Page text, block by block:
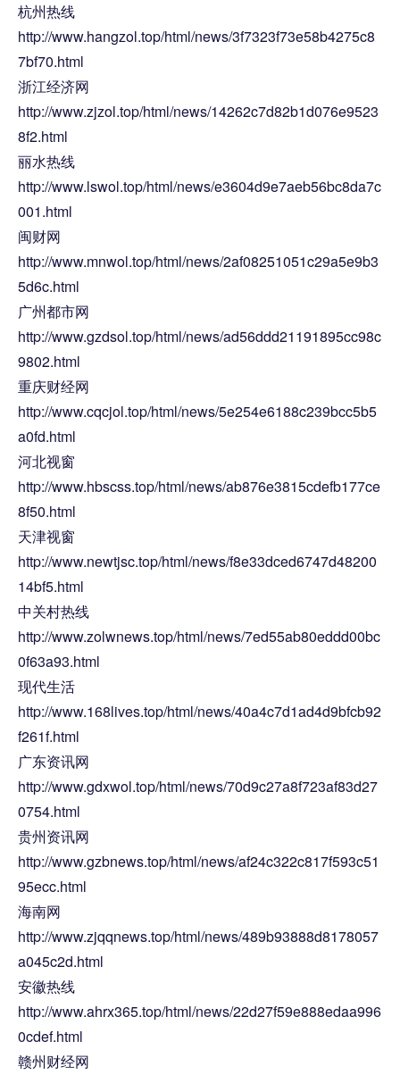
杭州热线
http://www.hangzol.top/html/news/3f7323f73e58b4275c8
7bf70.html
浙江经济网
http://www.zjzol.top/html/news/14262c7d82b1d076e9523
8f2.html
丽水热线
http://www.lswol.top/html/news/e3604d9e7aeb56bc8da7c
001.html
闽财网
http://www.mnwol.top/html/news/2af08251051c29a5e9b3
5d6c.html
广州都市网
http://www.gzdsol.top/html/news/ad56ddd21191895cc98c
9802.html
重庆财经网
http://www.cqcjol.top/html/news/5e254e6188c239bcc5b5
a0fd.html
河北视窗
http://www.hbscss.top/html/news/ab876e3815cdefb177ce
8f50.html
天津视窗
http://www.newtjsc.top/html/news/f8e33dced6747d48200
14bf5.html
中关村热线
http://www.zolwnews.top/html/news/7ed55ab80eddd00bc
0f63a93.html
现代生活
http://www.168lives.top/html/news/40a4c7d1ad4d9bfcb92
f261f.html
广东资讯网
http://www.gdxwol.top/html/news/70d9c27a8f723af83d27
0754.html
贵州资讯网
http://www.gzbnews.top/html/news/af24c322c817f593c51
95ecc.html
海南网
http://www.zjqqnews.top/html/news/489b93888d8178057
a045c2d.html
安徽热线
http://www.ahrx365.top/html/news/22d27f59e888edaa996
0cdef.html
赣州财经网